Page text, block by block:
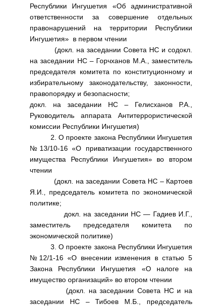
Республики Ингушетия «Об административной
ответственности за совершение отдельных
правонарушений на территории Республики
Ингушетия» в первом чтении
(докл. на заседании Совета НС и содокл.
на заседании НС – Горчханов М.А., заместитель
председателя комитета по конституционному и
избирательному законодательству, законности,
правопорядку и безопасности;
докл. на заседании НС – Гелисханов Р.А.,
Руководитель аппарата Антитеррористической
комиссии Республики Ингушетия)
2. О проекте закона Республики Ингушетия
№13/10-16 «О приватизации государственного
имущества Республики Ингушетия» во втором
чтении
(докл. на заседании Совета НС – Картоев
Я.И., председатель комитета по экономической
политике;
докл. на заседании НС — Гадиев И.Г.,
заместитель председателя комитета по
экономической политике)
3. О проекте закона Республики Ингушетия
№12/1-16 «О внесении изменения в статью 5
Закона Республики Ингушетия «О налоге на
имущество организаций» во втором чтении
(докл. на заседании Совета НС и на
заседании НС – Тибоев М.Б., председатель